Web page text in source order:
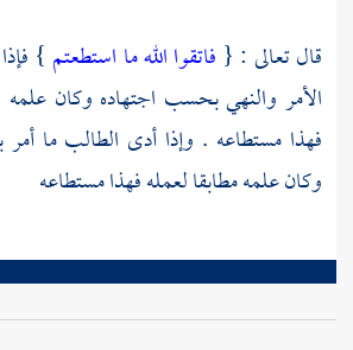
قال تعالى : { فاتقوا الله ما استطعتم }
الأمر والنهي بحسب اجتهاده وكان
فهذا مستطاعه . وإذا أدى الطالب ما
وكان علمه مطابقا لعمله فهذا مستطاعه